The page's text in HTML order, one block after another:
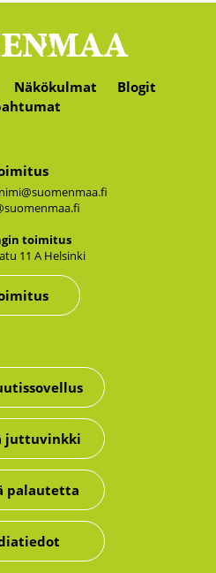
Näkökulmat
Blogit
toi­mi­tus
11 A Hel­sin­ki
juttuvinkki
palautetta